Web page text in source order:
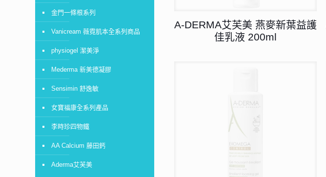
A-DERMA艾芙美 燕麥新葉益護
佳乳液 200ml
金門一條根系列
Vanicream 薇霓肌本全系列商品
physiogel 潔美淨
Mederma 新美德凝膠
Sensimin 舒逸敏
女寶福康全系列產品
李時珍四物鐵
AA Calcium 藤田鈣
Aderma艾芙美